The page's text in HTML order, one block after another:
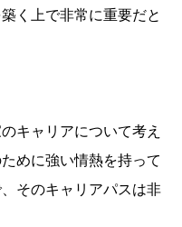
く上で非常に重要だと
キャリアについて考え
めに強い情熱を持って
そのキャリアパスは非